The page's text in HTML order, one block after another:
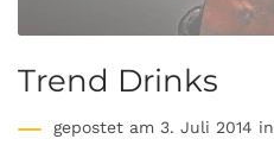
Trend Drinks
gepostet am 3. Juli 2014 in